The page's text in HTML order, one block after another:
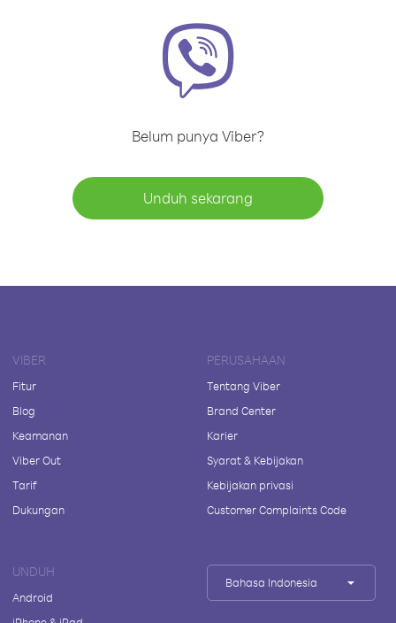
Belum punya Viber?
Unduh sekarang
VIBER
Fitur
Blog
Keamanan
Viber Out
Tarif
Dukungan
PERUSAHAAN
Tentang Viber
Brand Center
Karier
Syarat & Kebijakan
Kebijakan privasi
Customer Complaints Code
UNDUH
Android
Bahasa Indonesia